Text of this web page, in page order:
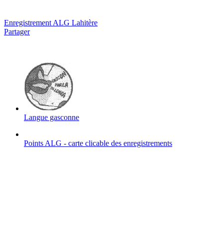
Enregistrement ALG Lahitère
Partager
Langue gasconne
Points ALG - carte clicable des enregistrements